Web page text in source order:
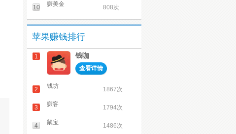
10 赚美金 808次
苹果赚钱排行
1 钱咖
查看详情
2 钱坊 1867次
3 赚客 1794次
4 鼠宝 1486次